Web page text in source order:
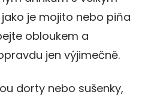
je mojito nebo piňa
obloukem a
jen výjimečně.
dorty nebo sušenky,